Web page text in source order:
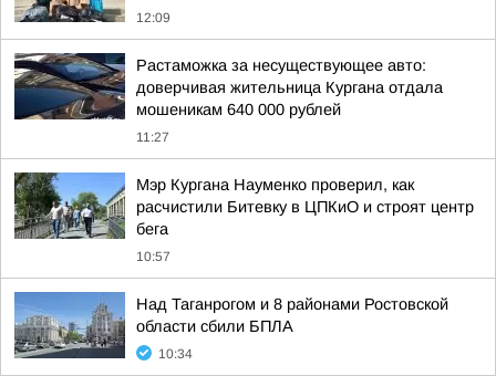
12:09
Растаможка за несуществующее авто:
доверчивая жительница Кургана отдала
мошеникам 640 000 рублей
11:27
Мэр Кургана Науменко проверил, как
расчистили Битевку в ЦПКиО и строят центр
бега
10:57
Над Таганрогом и 8 районами Ростовской
области сбили БПЛА
10:34